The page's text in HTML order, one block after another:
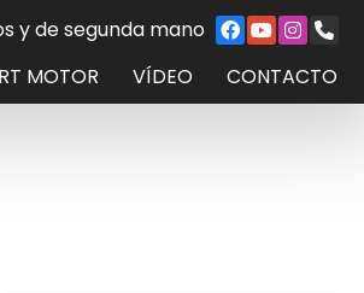
y de segunda mano
MOTOR VÍDEO CONTACTO